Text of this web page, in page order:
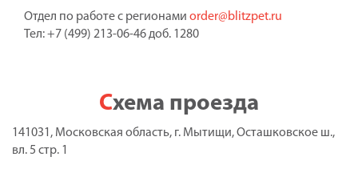
Отдел по работе с регионами order@blitzpet.ru
Тел: +7 (499) 213-06-46 доб. 1280
Схема проезда
141031, Московская область, г. Мытищи, Осташковское ш.,
вл. 5 стр. 1